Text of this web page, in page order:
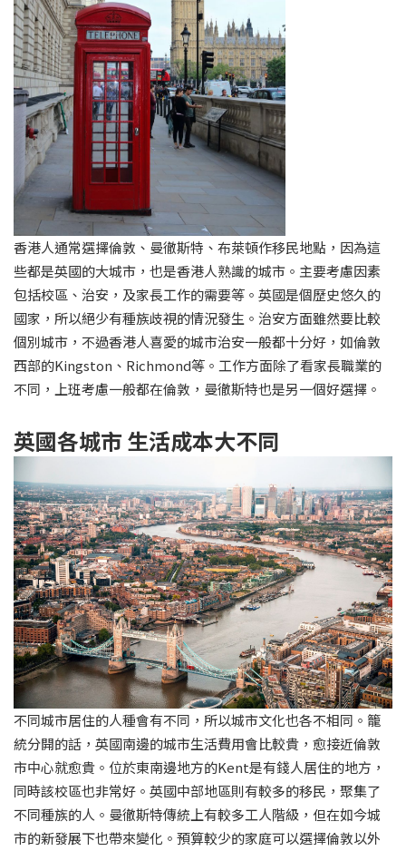
香港人通常選擇倫敦、曼徹斯特、布萊頓作移民地點，因為這
些都是英國的大城市，也是香港人熟識的城市。主要考慮因素
包括校區、治安，及家長工作的需要等。英國是個歷史悠久的
國家，所以絕少有種族歧視的情況發生。治安方面雖然要比較
個別城市，不過香港人喜愛的城市治安一般都十分好，如倫敦
西部的Kingston、Richmond等。工作方面除了看家長職業的
不同，上班考慮一般都在倫敦，曼徹斯特也是另一個好選擇。
英國各城市 生活成本大不同
不同城市居住的人種會有不同，所以城市文化也各不相同。籠
統分開的話，英國南邊的城市生活費用會比較貴，愈接近倫敦
市中心就愈貴。位於東南邊地方的Kent是有錢人居住的地方，
同時該校區也非常好。英國中部地區則有較多的移民，聚集了
不同種族的人。曼徹斯特傳統上有較多工人階級，但在如今城
市的新發展下也帶來變化。預算較少的家庭可以選擇倫敦以外